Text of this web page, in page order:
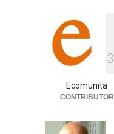
3
Ecomunita
CONTRIBUTOR